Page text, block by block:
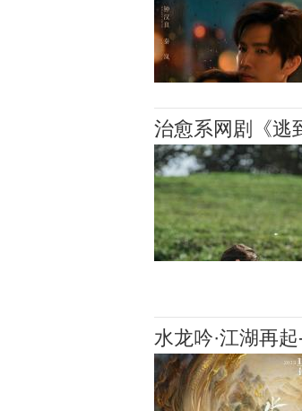
治愈系网剧《逃
水龙吟·江湖再